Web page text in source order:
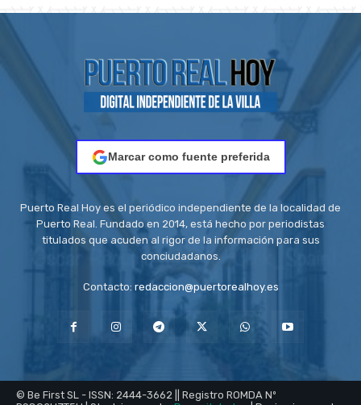
Marcar como fuente preferida
Puerto Real Hoy es el periódico independiente de la localidad de
Puerto Real. Fundado en 2014, está hecho por periodistas
titulados que acuden al rigor de la información para sus
conciudadanos.
Contacto: redaccion@puertorealhoy.es
© Be First SL - ISSN: 2444-3662 || Registro ROMDA Nº